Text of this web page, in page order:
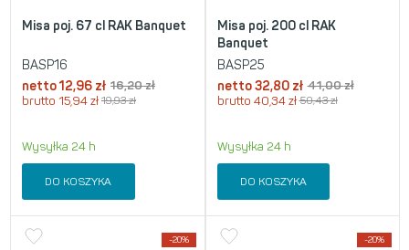
Misa poj. 67 cl RAK Banquet
BASP16
netto12,96 zł 16,20zł
brutto 15,94 zł 19,93zł
Wysyłka 24 h
DO KOSZYKA
Misa poj. 200 cl RAK
Banquet
BASP25
netto 32,80 zł 41,00zł
brutto 40,34 zł 50,43zł
Wysyłka 24 h
DO KOSZYKA
-20% -20%